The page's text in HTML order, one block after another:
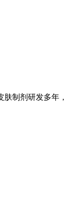
制剂研发多年，